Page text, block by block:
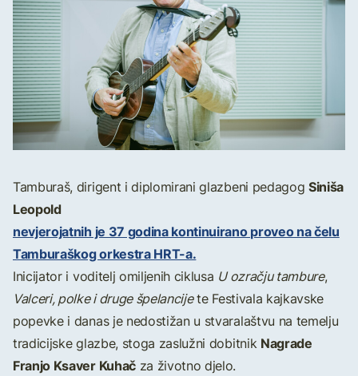
Tamburaš, dirigent i diplomirani glazbeni pedagog Siniša
Leopold
nevjerojatnih je 37 godina kontinuirano proveo na čelu
Tamburaškog orkestra HRT-a.
Inicijator i voditelj omiljenih ciklusa U ozračju tambure,
Valceri, polke i druge špelancijete Festivala kajkavske
popevke i danas je nedostižan u stvaralaštvu na temelju
tradicijske glazbe, stoga zaslužni dobitnik Nagrade
Franjo Ksaver Kuhačza životno djelo.